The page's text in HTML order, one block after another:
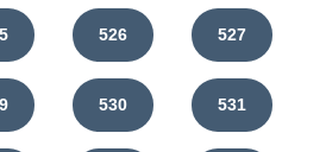
526 527
530 531